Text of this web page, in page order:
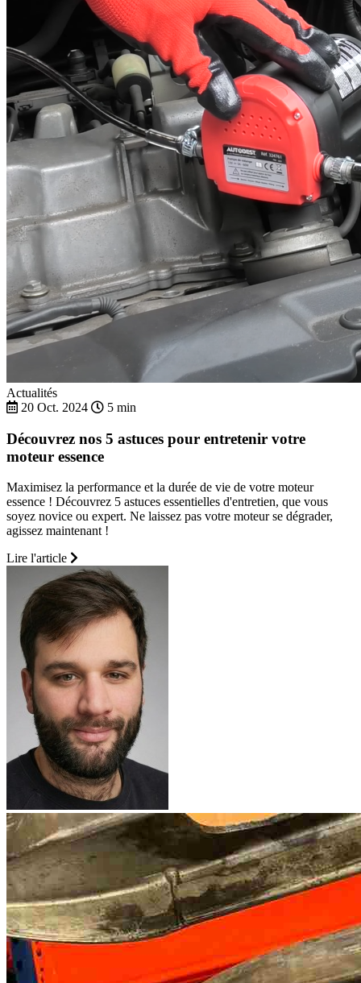
Actualités
20 Oct. 2024
5 min
Découvrez nos 5 astuces pour entretenir votre
moteur essence
Maximisez la performance et la durée de vie de votre moteur
essence ! Découvrez 5 astuces essentielles d'entretien, que vous
soyez novice ou expert. Ne laissez pas votre moteur se dégrader,
agissez maintenant !
Lire l'article